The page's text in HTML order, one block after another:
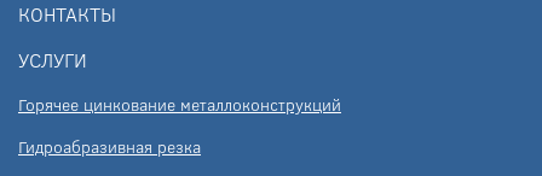
КОНТАКТЫ
УСЛУГИ
Горячее цинкование металлоконструкций
Гидроабразивная резка